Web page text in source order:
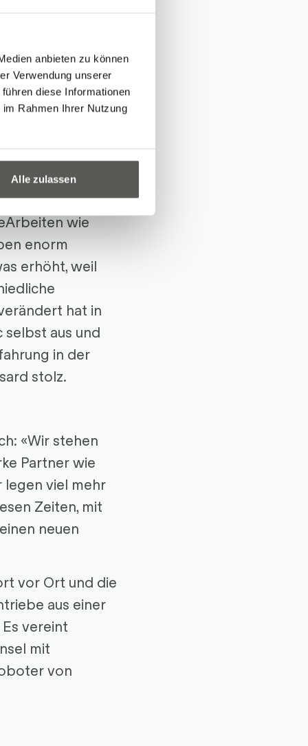
anbieten zu können
Verwendung unserer
diese Informationen
Rahmen Ihrer Nutzung
Alle zulassen
den
und damit
- Industrie
wie
enorm
erhöht, weil
hat in
aus und
in der
stolz.
«Wir stehen
Partner wie
legen viel mehr
Zeiten, mit
neuen
vor Ort und die
aus einer
vereint
mit
von